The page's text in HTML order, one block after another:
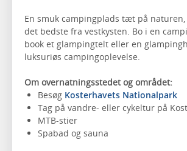
En smuk campingplads tæt på
det bedste fra vestkysten. Bo i en
book et glampingtelt eller en
luksuriøs campingoplevelse.
Om overnatningsstedet og området:
Besøg Kosterhavets Nationalpark
Tag på vandre- eller cykeltur på
MTB-stier
Spabad og sauna